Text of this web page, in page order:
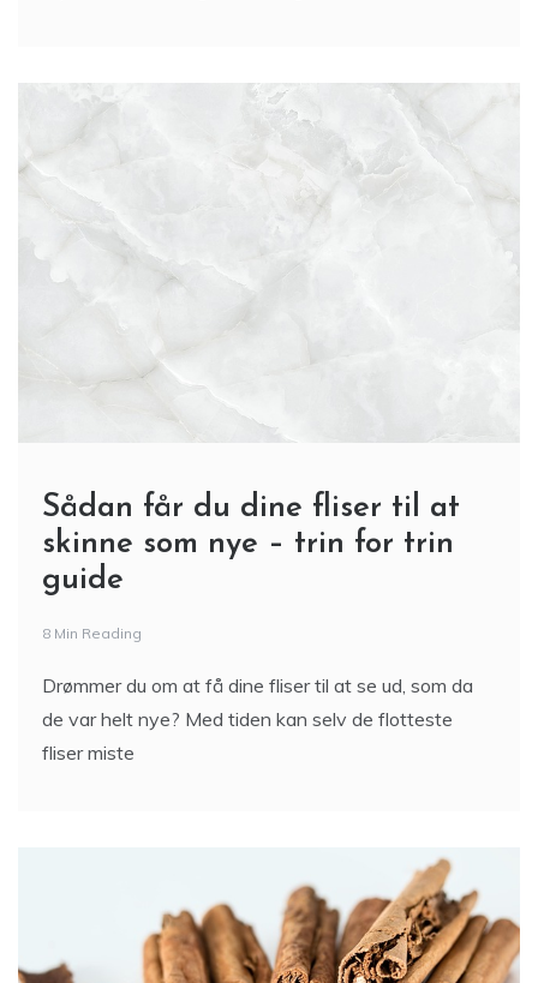
Sådan får du dine fliser til at
skinne som nye – trin for trin
guide
8 Min Reading
Drømmer du om at få dine fliser til at se ud, som da
de var helt nye? Med tiden kan selv de flotteste
fliser miste